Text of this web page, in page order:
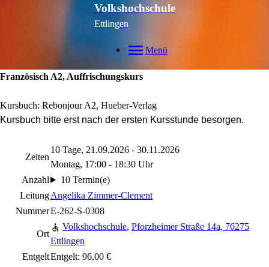
Volkshochschule
Ettlingen
Menü
Französisch A2, Auffrischungskurs
Kursbuch: Rebonjour A2, Hueber-Verlag
Kursbuch bitte erst nach der ersten Kursstunde besorgen.
Zeiten
10 Tage, 21.09.2026 - 30.11.2026
Montag, 17:00 - 18:30 Uhr
Anzahl
10 Termin(e)
LeitungAngelika Zimmer-Clement
NummerE-262-S-0308
Ort
Volkshochschule, Pforzheimer Straße 14a, 76275
Ettlingen
EntgeltEntgelt: 96,00 €